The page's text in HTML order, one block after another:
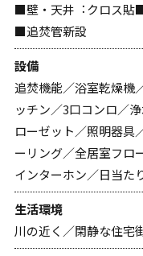
■壁・天井︓クロス貼
■追焚管新設
設備
追焚機能／浴室乾燥機
ッチン／3口コンロ／
ローゼット／照明器具
ーリング／全居室フロ
インターホン／日当た
生活環境
川の近く／閑静な住宅